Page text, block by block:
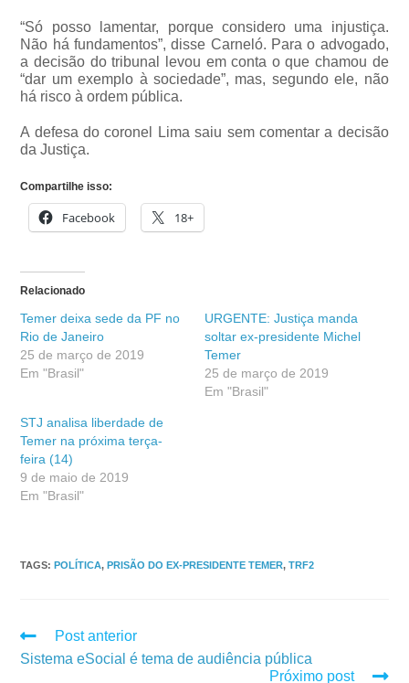
“Só posso lamentar, porque considero uma injustiça.
Não há fundamentos”, disse Carneló. Para o advogado,
a decisão do tribunal levou em conta o que chamou de
“dar um exemplo à sociedade”, mas, segundo ele, não
há risco à ordem pública.
A defesa do coronel Lima saiu sem comentar a decisão
da Justiça.
Compartilhe isso:
Facebook 18+
Relacionado
Temer deixa sede da PF no
Rio de Janeiro
25 de março de 2019
Em "Brasil"
URGENTE: Justiça manda
soltar ex-presidente Michel
Temer
25 de março de 2019
Em "Brasil"
STJ analisa liberdade de
Temer na próxima terça-
feira (14)
9 de maio de 2019
Em "Brasil"
TAGS:POLÍTICA, PRISÃO DO EX-PRESIDENTE TEMER, TRF2
Post anterior
Sistema eSocial é tema de audiência pública
Próximo post